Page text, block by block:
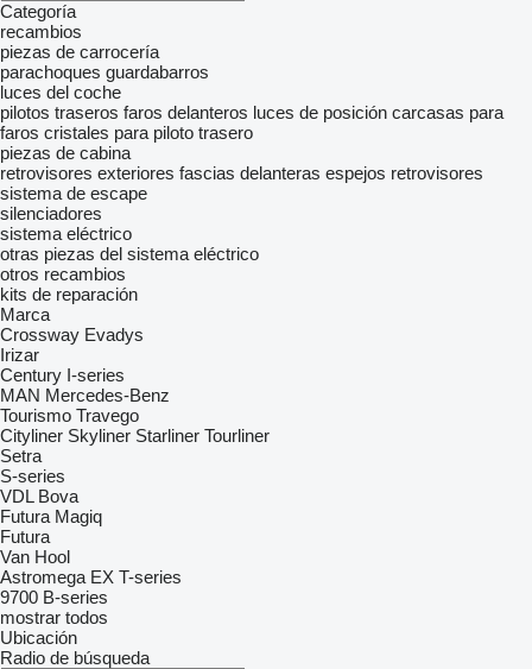
Categoría
recambios
piezas de carrocería
parachoques guardabarros
luces del coche
pilotos traseros faros delanteros luces de posición carcasas para
faros cristales para piloto trasero
piezas de cabina
retrovisores exteriores fascias delanteras espejos retrovisores
sistema de escape
silenciadores
sistema eléctrico
otras piezas del sistema eléctrico
otros recambios
kits de reparación
Marca
Crossway Evadys
Irizar
Century I-series
MAN Mercedes-Benz
Tourismo Travego
Cityliner Skyliner Starliner Tourliner
Setra
S-series
VDL Bova
Futura Magiq
Futura
Van Hool
Astromega EX T-series
9700 B-series
mostrar todos
Ubicación
Radio de búsqueda